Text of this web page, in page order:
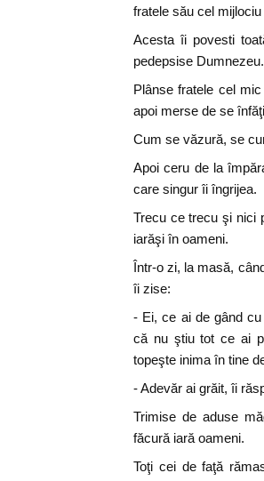
fratele său cel
Acesta îi povesti
pedepsise Dumnezeu.
Plânse fratele cel
apoi merse de se
Cum se văzură, se
Apoi ceru de la
care singur îi îngrijea.
Trecu ce trecu şi nici
iarăşi în oameni.
Într-o zi, la masă,
îi zise:
- Ei, ce ai de gând
că nu ştiu tot ce ai
topeşte inima în tine
- Adevăr ai grăit, îi
Trimise de aduse
făcură iară oameni.
Toţi cei de faţă